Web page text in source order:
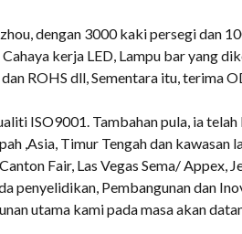
dengan 3000 kaki persegi dan
kerja LED, Lampu bar yang
ROHS dll, Sementara itu, terima
ISO9001. Tambahan pula, ia
,Asia, Timur Tengah dan
Fair, Las Vegas Sema/
penyelidikan, Pembangunan dan
utama kami pada masa akan